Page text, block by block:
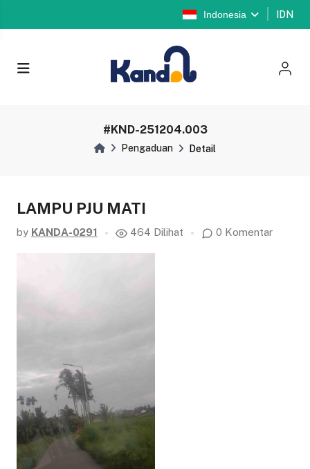
Indonesia IDN
#KND-251204.003
Pengaduan Detail
LAMPU PJU MATI
by KANDA-0291 464 Dilihat 0 Komentar